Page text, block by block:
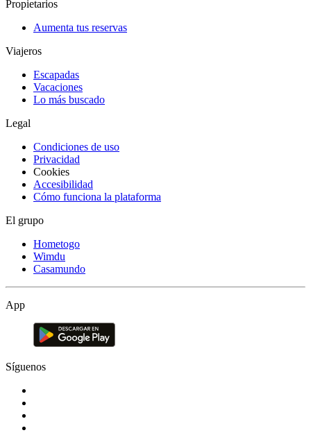
Propietarios
Aumenta tus reservas
Viajeros
Escapadas
Vacaciones
Lo más buscado
Legal
Condiciones de uso
Privacidad
Cookies
Accesibilidad
Cómo funciona la plataforma
El grupo
Hometogo
Wimdu
Casamundo
App
Síguenos